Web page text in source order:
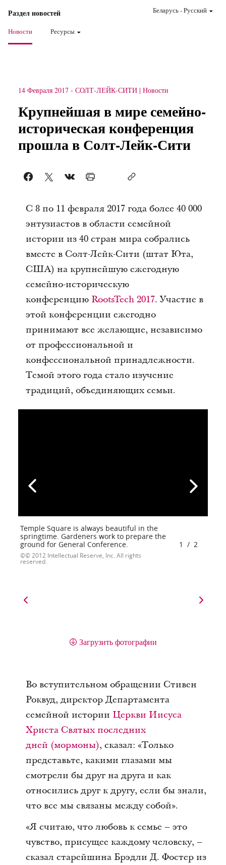
Раздел новостей
Новости Ресурсы
Беларусь-Pусский
14 Февраля 2017 - СОЛТ-ЛЕЙК-СИТИ Новости
Крупнейшая в мире семейно-
историческая конференция
прошла в Солт-Лейк-Сити
С 8 по 11 февраля 2017 года более 40 000
энтузиастов в области семейной
истории из 40 стран мира собрались
вместе в Солт-Лейк-Сити (штат Юта,
США) на крупнейшую ежегодную
семейно-историческую
конференцию RootsTech 2017. Участие в
этой конференции ежегодно
принимают все желающие, независимо
от профессиональной и
конфессиональной принадлежности.
Темой этого года стало изучение
традиций, объединяющих семьи.
Temple Square is always beautiful in the
springtime. Gardeners work to prepare the
ground for General Conference.
© 2012 Intellectual Reserve, Inc. All rights
reserved.
1 / 2
Загрузить фотографии
Во вступительном обращении Стивен
Роквуд, директор Департамента
семейной истории Церкви Иисуса
Христа Святых последних
дней (мормоны), сказал: «Только
представьте, какими глазами мы
смотрели бы друг на друга и как
относились друг к другу, если бы знали,
что все мы связаны между собой».
«Я считаю, что любовь к семье – это
чувство, присущее каждому человеку, –
сказал старейшина Брэдли Д. Фостер из